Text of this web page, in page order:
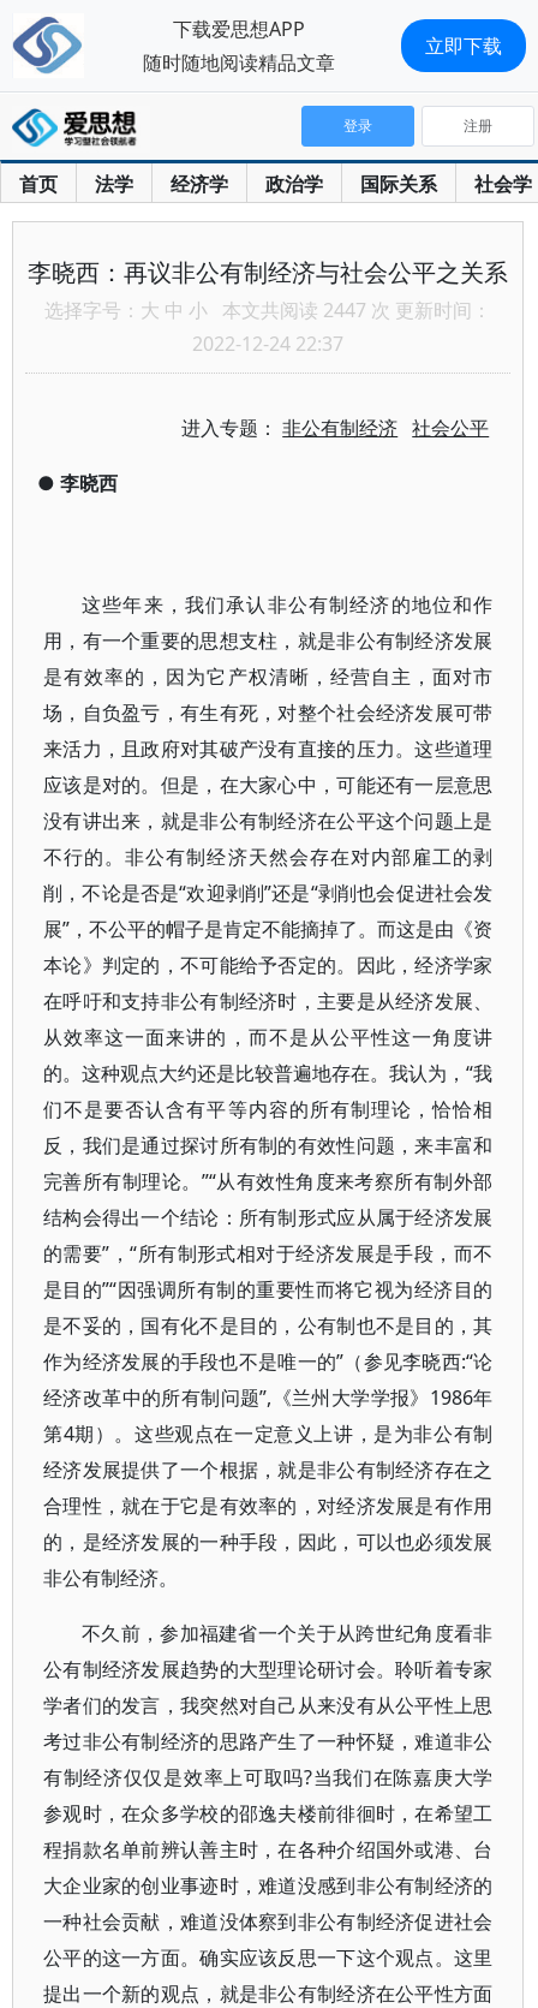
首页 法学 经济学 政治学 国际关系 社会学
登录 注册
李晓西：再议非公有制经济与社会公平之关系
选择字号： 大 中 小 本文共阅读 2447 次 更新时间：
2022-12-24 22:37
进入专题：非公有制经济 社会公平
● 李晓西
这些年来，我们承认非公有制经济的地位和作
用，有一个重要的思想支柱，就是非公有制经济发展
是有效率的，因为它产权清晰，经营自主，面对市
场，自负盈亏，有生有死，对整个社会经济发展可带
来活力，且政府对其破产没有直接的压力。这些道理
应该是对的。但是，在大家心中，可能还有一层意思
没有讲出来，就是非公有制经济在公平这个问题上是
不行的。非公有制经济天然会存在对内部雇工的剥
削，不论是否是“欢迎剥削”还是“剥削也会促进社会发
展”，不公平的帽子是肯定不能摘掉了。而这是由《资
本论》判定的，不可能给予否定的。因此，经济学家
在呼吁和支持非公有制经济时，主要是从经济发展、
从效率这一面来讲的，而不是从公平性这一角度讲
的。这种观点大约还是比较普遍地存在。我认为，“我
们不是要否认含有平等内容的所有制理论，恰恰相
反，我们是通过探讨所有制的有效性问题，来丰富和
完善所有制理论。”“从有效性角度来考察所有制外部
结构会得出一个结论：所有制形式应从属于经济发展
的需要”，“所有制形式相对于经济发展是手段，而不
是目的”“因强调所有制的重要性而将它视为经济目的
是不妥的，国有化不是目的，公有制也不是目的，其
作为经济发展的手段也不是唯一的”（参见李晓西:“论
经济改革中的所有制问题”,《兰州大学学报》1986年
第4期）。这些观点在一定意义上讲，是为非公有制
经济发展提供了一个根据，就是非公有制经济存在之
合理性，就在于它是有效率的，对经济发展是有作用
的，是经济发展的一种手段，因此，可以也必须发展
非公有制经济。
不久前，参加福建省一个关于从跨世纪角度看非
公有制经济发展趋势的大型理论研讨会。聆听着专家
学者们的发言，我突然对自己从来没有从公平性上思
考过非公有制经济的思路产生了一种怀疑，难道非公
有制经济仅仅是效率上可取吗?当我们在陈嘉庚大学
参观时，在众多学校的邵逸夫楼前徘徊时，在希望工
程捐款名单前辨认善主时，在各种介绍国外或港、台
大企业家的创业事迹时，难道没感到非公有制经济的
一种社会贡献，难道没体察到非公有制经济促进社会
公平的这一方面。确实应该反思一下这个观点。这里
提出一个新的观点，就是非公有制经济在公平性方面
下载爱思想APP
随时随地阅读精品文章
立即下载